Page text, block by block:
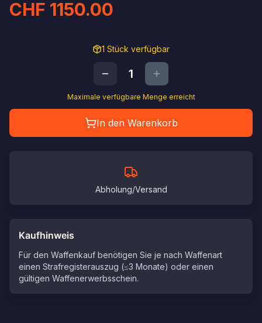
CHF 1150.00
1 Stück verfügbar
1
Maximale verfügbare Menge erreicht
In den Warenkorb
Abholung/Versand
Kaufhinweis
Für den Waffenkauf benötigen Sie je nach Waffenart
einen Strafregisterauszug (≤3 Monate) oder einen
gültigen Waffenerwerbsschein.